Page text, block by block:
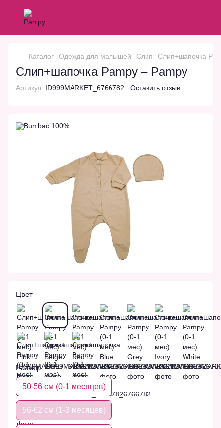
Каталог Одежда для малышей Слип Слип+шапочка
Слип+шапочка Pampy – Pampy
Артикул: ID999MARKET_6766782 Оставить отзыв
Цвет
Размер
50-56 см (0-1 месяцев)
56-62 см (1-3 месяцев)